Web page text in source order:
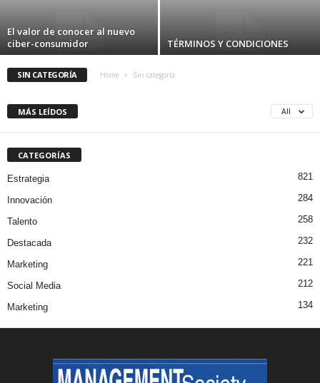
El valor de conocer al nuevo
ciber-consumidor
TÉRMINOS Y CONDICIONES
SIN CATEGORÍA Home Sin categoría
MÁS LEÍDOS All
CATEGORÍAS
Estrategia 821
Innovación 284
Talento 258
Destacada 232
Marketing 221
Social Media 212
Marketing 134